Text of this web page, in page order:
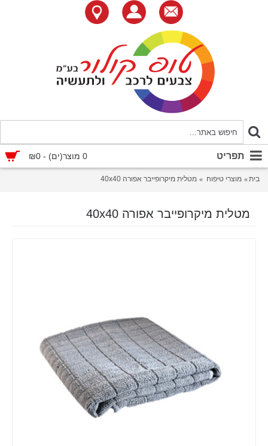
0 מוצר(ים) - ₪0 תפריט
בית מוצרי טיפוח מטלית מיקרופייבר אפורה 40x40
מטלית מיקרופייבר אפורה 40x40